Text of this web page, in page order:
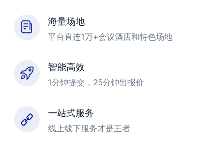
海量场地
平台直连1万+会议酒店和特色场地
智能高效
1分钟提交，25分钟出报价
一站式服务
线上线下服务才是王者